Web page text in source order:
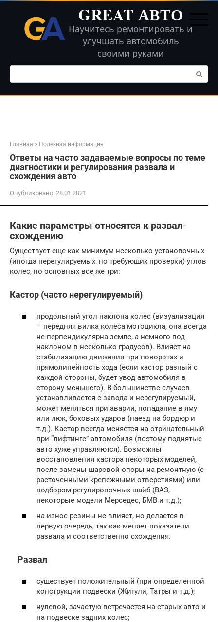
Перейти
контенту
GREAT АВТО
Научитесь ремонтировать и
улучшать автомобиль
своими руками
Поиск:
Главная » Полезная информация
Ответы на часто задаваемые вопросы по теме
диагностики и регулирования развала и
схождения авто
Опубликовано: 28.01.2021
Какие параметры относятся к развал-
схождению
Существует еще как минимум несколько установочных
(иногда нерегулируемых, но требующих проверки) углов
колес, но основных все же три:
Кастор (часто нерегулируемый)
продольный угол наклона колес (визуализация
– передняя вилка колеса мотоцикла, она всегда
не перпендикулярна земле, а немного под
наклоном в несколько градусов). Влияет на
стабилизацию движения при поворотах и
прямолинейность хода (если кастор разный с
каждой стороны, будет увод автомобиля в
сторону меньшего). В большинстве случаев
устанавливается с завода и нерегулируемый,
может меняться при аварии, попадание в яму
или люк, боковых ударов (наезд на бордюр и
т.д.). Кастор всегда меняется на отрицательный
при “лифтинге” автомобиля (поэтому поднятые
авто хуже управляются). Возможны
восстановления кастора некоторых моделей,
после замены шаровой опоры на ремонтную (с
расточенными крепежными отверстиями) или
подбором регулировочных шайб (ВАЗ,
некоторые модели Мерседес, БМВ и т.д.);
на износ резины не влияет, но делается в
первую очередь, так как меняет показатели
развала и соответственно схождения.
Развал
существует положительный (при определенной
конструкции подвески (Жигули, Татры и т.д.);
нулевой, зачастую встречается на старых авто и
на подвеске задних колес;